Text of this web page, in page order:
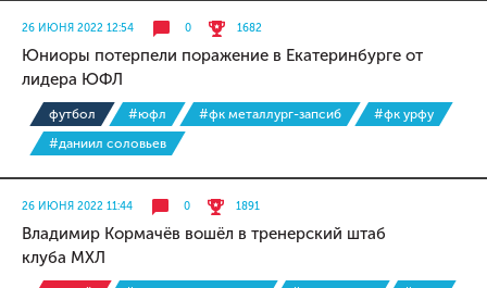
26 ИЮНЯ 2022 12:54 0 1682
Юниоры потерпели поражение в Екатеринбурге от
лидера ЮФЛ
футбол #юфл #фк металлург-запсиб
#фк урфу
#даниил соловьев
26 ИЮНЯ 2022 11:44 0 1891
Владимир Кормачёв вошёл в тренерский штаб
клуба МХЛ